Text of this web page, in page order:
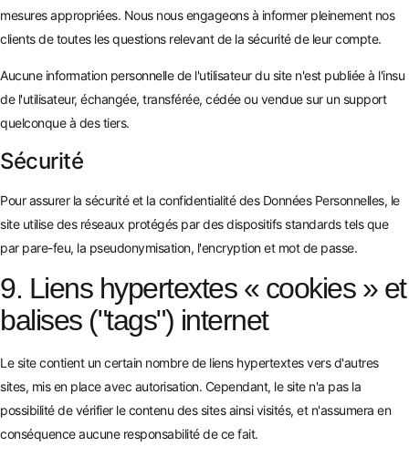
mesures appropriées. Nous nous engageons à informer pleinement nos
clients de toutes les questions relevant de la sécurité de leur compte.
Aucune information personnelle de l'utilisateur du site n'est publiée à l'insu
de l'utilisateur, échangée, transférée, cédée ou vendue sur un support
quelconque à des tiers.
Sécurité
Pour assurer la sécurité et la confidentialité des Données Personnelles, le
site utilise des réseaux protégés par des dispositifs standards tels que
par pare-feu, la pseudonymisation, l'encryption et mot de passe.
9. Liens hypertextes « cookies » et
balises ("tags") internet
Le site contient un certain nombre de liens hypertextes vers d'autres
sites, mis en place avec autorisation. Cependant, le site n'a pas la
possibilité de vérifier le contenu des sites ainsi visités, et n'assumera en
conséquence aucune responsabilité de ce fait.